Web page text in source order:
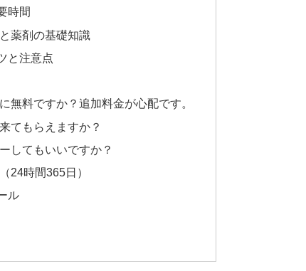
時間
薬剤の基礎知識
と注意点
無料ですか？追加料金が心配です。
てもらえますか？
してもいいですか？
24時間365日）
ル